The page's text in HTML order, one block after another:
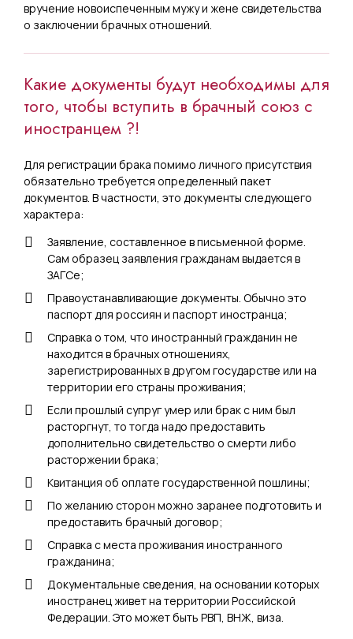
вручение новоиспеченным мужу и жене свидетельства
о заключении брачных отношений.
Какие документы будут необходимы для
того, чтобы вступить в брачный союз с
иностранцем ?!
Для регистрации брака помимо личного присутствия
обязательно требуется определенный пакет
документов. В частности, это документы следующего
характера:
Заявление, составленное в письменной форме.
Сам образец заявления гражданам выдается в
ЗАГСе;
Правоустанавливающие документы. Обычно это
паспорт для россиян и паспорт иностранца;
Справка о том, что иностранный гражданин не
находится в брачных отношениях,
зарегистрированных в другом государстве или на
территории его страны проживания;
Если прошлый супруг умер или брак с ним был
расторгнут, то тогда надо предоставить
дополнительно свидетельство о смерти либо
расторжении брака;
Квитанция об оплате государственной пошлины;
По желанию сторон можно заранее подготовить и
предоставить брачный договор;
Справка с места проживания иностранного
гражданина;
Документальные сведения, на основании которых
иностранец живет на территории Российской
Федерации. Это может быть РВП, ВНЖ, виза.